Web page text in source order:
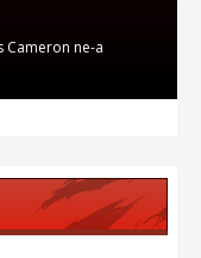
Cameron ne-a